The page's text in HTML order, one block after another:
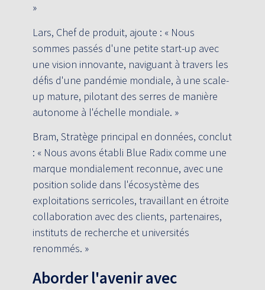
»
Lars, Chef de produit, ajoute : « Nous
sommes passés d'une petite start-up avec
une vision innovante, naviguant à travers les
défis d'une pandémie mondiale, à une scale-
up mature, pilotant des serres de manière
autonome à l'échelle mondiale. »
Bram, Stratège principal en données, conclut
: « Nous avons établi Blue Radix comme une
marque mondialement reconnue, avec une
position solide dans l'écosystème des
exploitations serricoles, travaillant en étroite
collaboration avec des clients, partenaires,
instituts de recherche et universités
renommés. »
Aborder l'avenir avec